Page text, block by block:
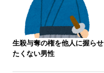
生殺与奪の権を他人に握らせ
たくない男性